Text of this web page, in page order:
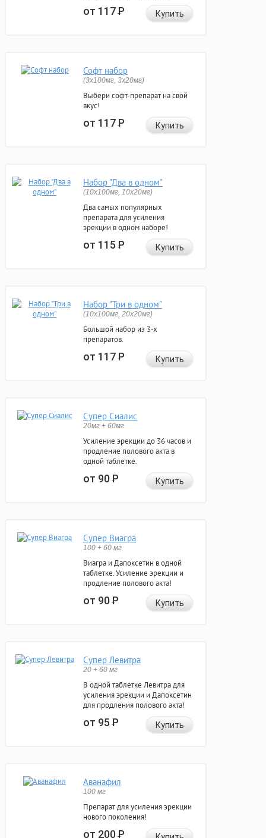
от 117Р Купить
Софт набор
(3x100мг, 3x20мг)
Выбери софт-препарат на свой
вкус!
от 117Р Купить
Набор "Два в одном"
(10x100мг, 10x20мг)
Два самых популярных
препарата для усиления
эрекции в одном наборе!
от 115Р Купить
Набор "Три в одном"
(10x100мг, 20x20мг)
Большой набор из 3-х
препаратов.
от 117Р Купить
Супер Сиалис
20мг + 60мг
Усиление эрекции до 36 часов и
продление полового акта в
одной таблетке.
от 90Р Купить
Супер Виагра
100 + 60 мг
Виагра и Дапоксетин в одной
таблетке. Усиление эрекции и
продление полового акта!
от 90Р Купить
Супер Левитра
20 + 60 мг
В одной таблетке Левитра для
усиления эрекции и Дапоксетин
для продления полового акта!
от 95Р Купить
Аванафил
100 мг
Препарат для усиления эрекции
нового поколения!
от 200Р